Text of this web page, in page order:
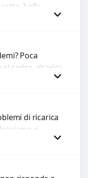
bolle,
pixel morti?
era: 155,00 €.
attuale è: 120,00 €.
Poca
carica, ricarica
di ricarica
o
ricarica guasti,